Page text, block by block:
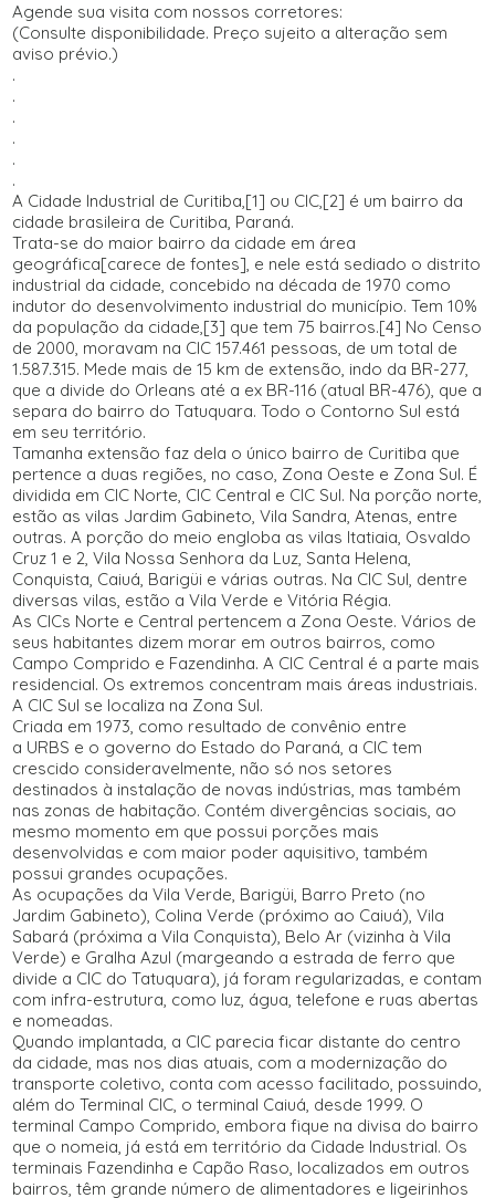
Agende sua visita com nossos corretores:
(Consulte disponibilidade. Preço sujeito a alteração sem
aviso prévio.)
.
.
.
.
.
.
A Cidade Industrial de Curitiba,[1] ou CIC,[2] é um bairro da
cidade brasileira de Curitiba, Paraná.
Trata-se do maior bairro da cidade em área
geográfica[carece de fontes], e nele está sediado o distrito
industrial da cidade, concebido na década de 1970 como
indutor do desenvolvimento industrial do município. Tem 10%
da população da cidade,[3] que tem 75 bairros.[4] No Censo
de 2000, moravam na CIC 157.461 pessoas, de um total de
1.587.315. Mede mais de 15 km de extensão, indo da BR-277,
que a divide do Orleans até a ex BR-116 (atual BR-476), que a
separa do bairro do Tatuquara. Todo o Contorno Sul está
em seu território.
Tamanha extensão faz dela o único bairro de Curitiba que
pertence a duas regiões, no caso, Zona Oeste e Zona Sul. É
dividida em CIC Norte, CIC Central e CIC Sul. Na porção norte,
estão as vilas Jardim Gabineto, Vila Sandra, Atenas, entre
outras. A porção do meio engloba as vilas Itatiaia, Osvaldo
Cruz 1 e 2, Vila Nossa Senhora da Luz, Santa Helena,
Conquista, Caiuá, Barigüi e várias outras. Na CIC Sul, dentre
diversas vilas, estão a Vila Verde e Vitória Régia.
As CICs Norte e Central pertencem a Zona Oeste. Vários de
seus habitantes dizem morar em outros bairros, como
Campo Comprido e Fazendinha. A CIC Central é a parte mais
residencial. Os extremos concentram mais áreas industriais.
A CIC Sul se localiza na Zona Sul.
Criada em 1973, como resultado de convênio entre
a URBS e o governo do Estado do Paraná, a CIC tem
crescido consideravelmente, não só nos setores
destinados à instalação de novas indústrias, mas também
nas zonas de habitação. Contém divergências sociais, ao
mesmo momento em que possui porções mais
desenvolvidas e com maior poder aquisitivo, também
possui grandes ocupações.
As ocupações da Vila Verde, Barigüi, Barro Preto (no
Jardim Gabineto), Colina Verde (próximo ao Caiuá), Vila
Sabará (próxima a Vila Conquista), Belo Ar (vizinha à Vila
Verde) e Gralha Azul (margeando a estrada de ferro que
divide a CIC do Tatuquara), já foram regularizadas, e contam
com infra-estrutura, como luz, água, telefone e ruas abertas
e nomeadas.
Quando implantada, a CIC parecia ficar distante do centro
da cidade, mas nos dias atuais, com a modernização do
transporte coletivo, conta com acesso facilitado, possuindo,
além do Terminal CIC, o terminal Caiuá, desde 1999. O
terminal Campo Comprido, embora fique na divisa do bairro
que o nomeia, já está em território da Cidade Industrial. Os
terminais Fazendinha e Capão Raso, localizados em outros
bairros, têm grande número de alimentadores e ligeirinhos